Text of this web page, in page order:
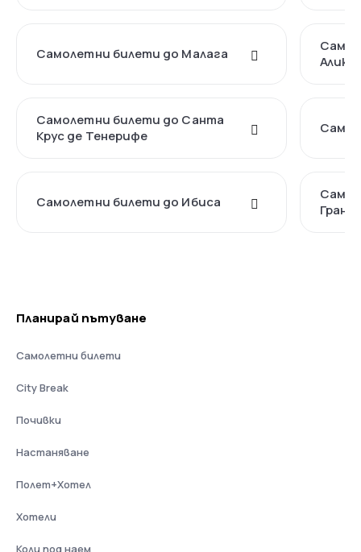
Самолетни билети до Малага
Самолетни билети до Санта
Крус де Тенерифе
Самолетни билети до Ибиса
Планирай пътуване
Самолетни билети
City Break
Почивки
Настаняване
Полет+Хотел
Хотели
Коли под наем